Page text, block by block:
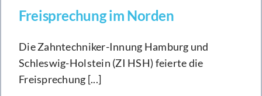
Freisprechung im Norden
Die Zahntechniker-Innung Hamburg und
Schleswig-Holstein (ZI HSH) feierte die
Freisprechung [...]